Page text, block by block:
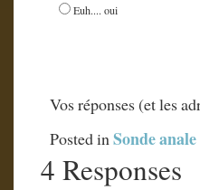
Euh.... oui
Vos réponses (et les
Posted inSonde anale
4 Responses